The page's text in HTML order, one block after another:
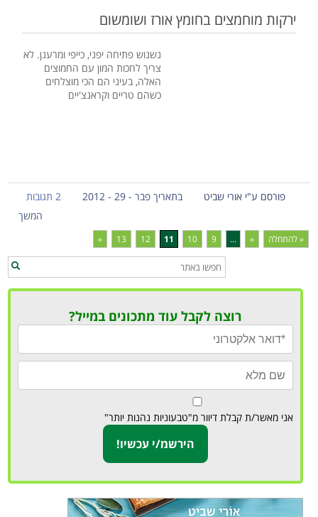
ירקות מוחמצים בחומץ אורז ושומשום
נשנוש פתיחה יפני, כייפי ומרענן. לא
צריך לחכות המון עם החמוצים
האלה, בעיני הם הכי מוצלחים
כשהם טריים וקראנצ'יים
פורסם ע"י אורי שביט בתאריך פבר - 29 - 2012
2 תגובות
המשך
« להתחלה «
...
9
10
11
12
13
»
רוצה לקבל עוד מתכונים במייל?
אני מאשר/ת קבלת דיוור מ"טבעוניות נהנות יותר"